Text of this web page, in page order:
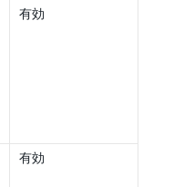
有効
有効